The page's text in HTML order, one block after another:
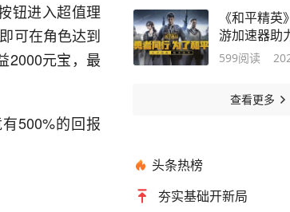
钮进入超值理
可在角色达到
2000元宝，最
500%的回报
《和平精
游加速器助
599阅读
查看更多
头条热榜
夯实基础开新局